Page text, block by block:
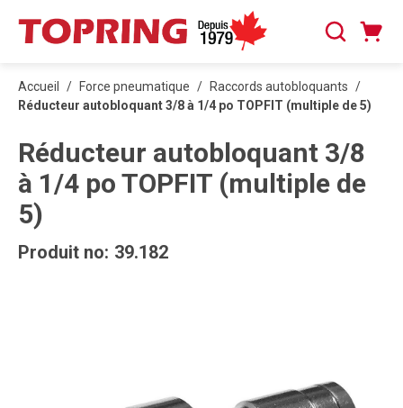
PASSER AU CONTENU PRINCIPAL
Recherche
Accueil / Force pneumatique / Raccords autobloquants /
Réducteur autobloquant 3/8 à 1/4 po TOPFIT (multiple de 5)
Réducteur autobloquant 3/8
à 1/4 po TOPFIT (multiple de
5)
Produit no: 39.182